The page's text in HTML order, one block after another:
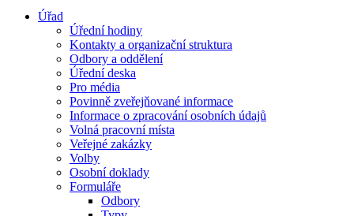
Úřad
Úřední hodiny
Kontakty a organizační struktura
Odbory a oddělení
Úřední deska
Pro média
Povinně zveřejňované informace
Informace o zpracování osobních údajů
Volná pracovní místa
Veřejné zakázky
Volby
Osobní doklady
Formuláře
Odbory